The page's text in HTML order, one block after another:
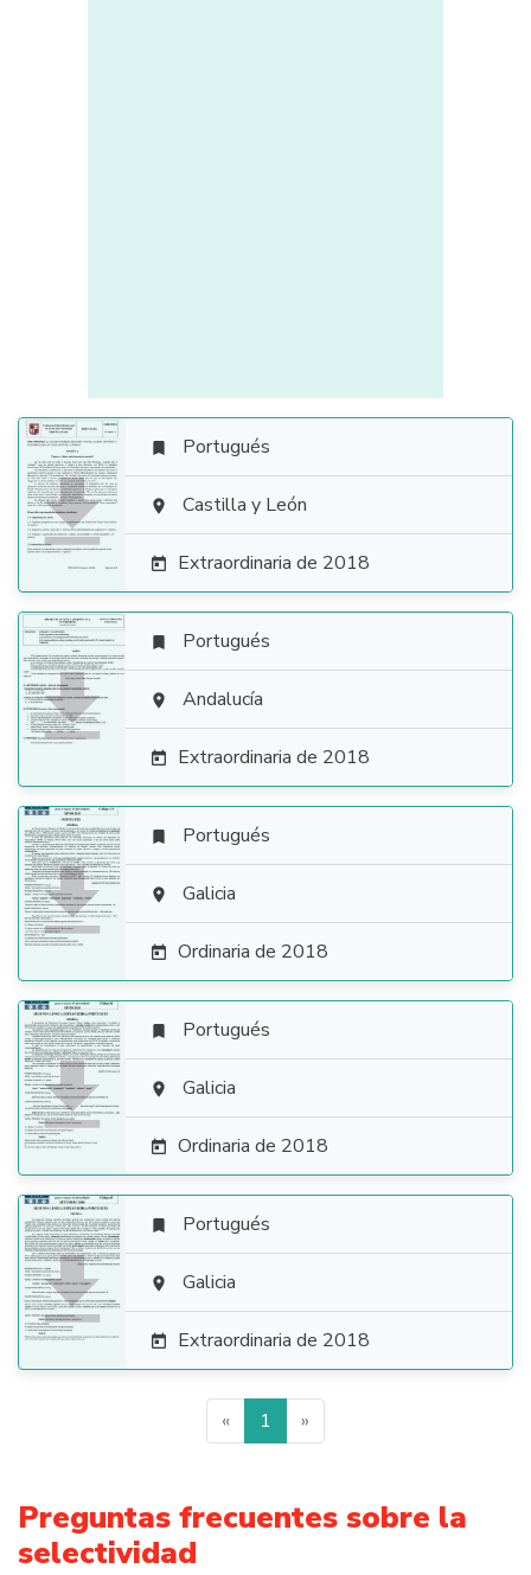

 Portugués
 Castilla y León
 Extraordinaria de 2018

 Portugués
 Andalucía
 Extraordinaria de 2018

 Portugués
 Galicia
 Ordinaria de 2018

 Portugués
 Galicia
 Ordinaria de 2018

 Portugués
 Galicia
 Extraordinaria de 2018
« 1 »
Preguntas frecuentes sobre la
selectividad